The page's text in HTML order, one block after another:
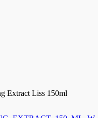
Extract Liss 150ml